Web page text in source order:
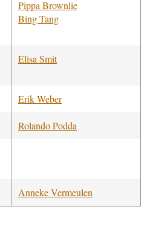
Pippa Brownlie
Bing Tang
Elisa Smit
Erik Weber
Rolando Podda
Anneke Vermeulen